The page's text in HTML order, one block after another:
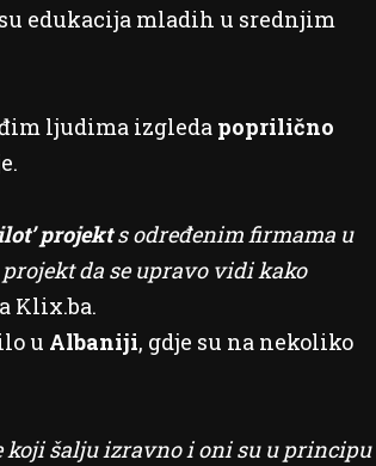
edukacija mladih u srednjim
ljudima izgleda poprilično
projekts određenim firmama u
da se upravo vidi kako
Klix.ba.
u Albaniji, gdje su na nekoliko
koji šalju izravno i oni su u principu